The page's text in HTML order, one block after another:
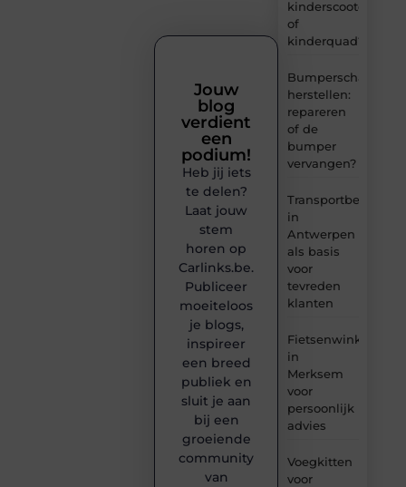
kinderscooter
of
kinderquad?
Bumperschade
herstellen:
repareren
of de
bumper
vervangen?
Transportbedrijf
in
Antwerpen
als basis
voor
tevreden
klanten
Fietsenwinkel
in
Merksem
voor
persoonlijk
advies
Voegkitten
voor
Jouw
blog
verdient
een
podium!
Heb jij iets
te delen?
Laat jouw
stem
horen op
Carlinks.be.
Publiceer
moeiteloos
je blogs,
inspireer
een breed
publiek en
sluit je aan
bij een
groeiende
community
van